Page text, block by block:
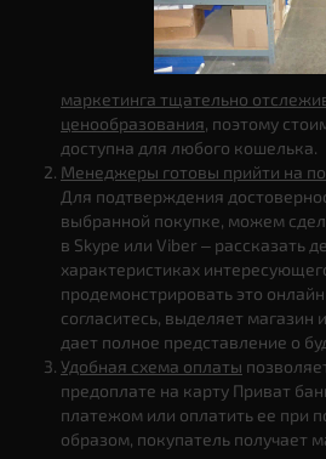
маркетинга тщательно
ценообразования, поэтому
доступна для любого кошелька.
Менеджеры готовы прийти на
Для подтверждения
выбранной покупке, можем
в Skype или Viber – рассказать
характеристиках
продемонстрировать это
согласитесь, выделяет магазин
дает полное представление о
Удобная схема оплаты
предоплате на карту Приват
платежом или оплатить ее при
образом, покупатель получает